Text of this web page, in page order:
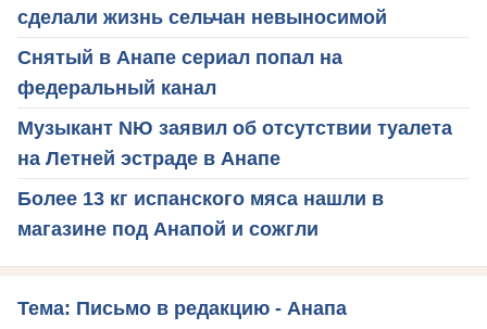
сделали жизнь сельчан невыносимой
Снятый в Анапе сериал попал на
федеральный канал
Музыкант NЮ заявил об отсутствии туалета
на Летней эстраде в Анапе
Более 13 кг испанского мяса нашли в
магазине под Анапой и сожгли
Тема: Письмо в редакцию - Анапа